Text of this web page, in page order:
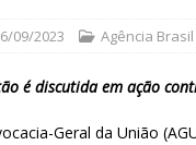
09/2023 Agência Brasil
é discutida em ação
Geral da União